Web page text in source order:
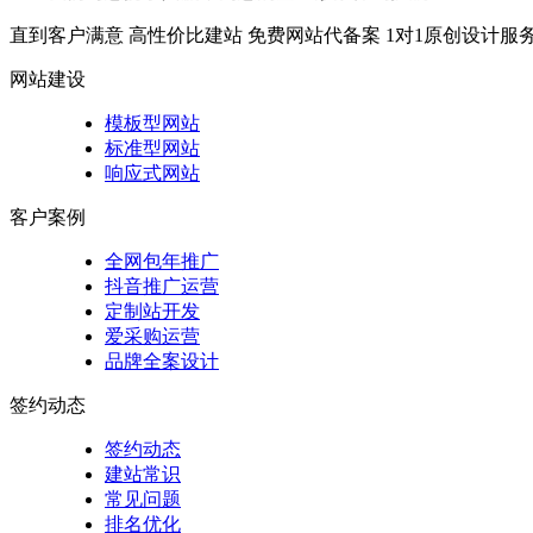
直到客户满意 高性价比建站 免费网站代备案 1对1原创设计服
网站建设
模板型网站
标准型网站
响应式网站
客户案例
全网包年推广
抖音推广运营
定制站开发
爱采购运营
品牌全案设计
签约动态
签约动态
建站常识
常见问题
排名优化